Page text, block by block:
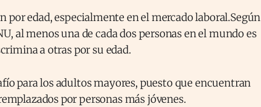
por edad, especialmente en el mercado laboral.Según
al menos una de cada dos personas en el mundo es
a otras por su edad.
para los adultos mayores, puesto que encuentran
por personas más jóvenes.